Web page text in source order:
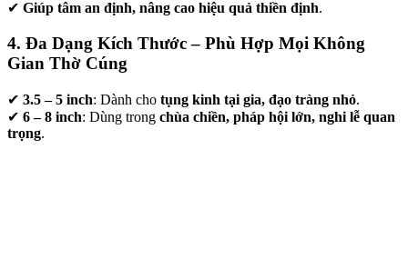
✔ Giúp tâm an định, nâng cao hiệu quả thiền định.
4. Đa Dạng Kích Thước – Phù Hợp Mọi Không
Gian Thờ Cúng
✔ 3.5 – 5 inch: Dành cho tụng kinh tại gia, đạo tràng nhỏ.
✔ 6 – 8 inch: Dùng trong chùa chiền, pháp hội lớn, nghi lễ quan
trọng.